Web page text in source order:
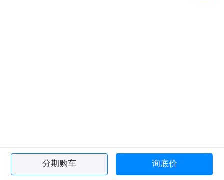
分期购车 询底价